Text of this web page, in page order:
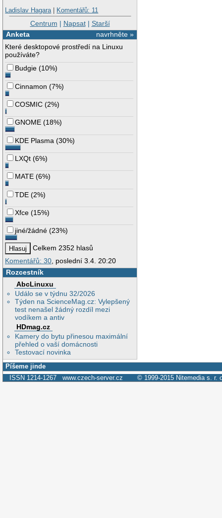
Ladislav Hagara| Komentářů: 11
Centrum | Napsat| Starší
navrhněte »
Anketa
Které desktopové prostředí na Linuxu
používáte?
Budgie (10%)
Cinnamon (7%)
COSMIC (2%)
GNOME (18%)
KDE Plasma (30%)
LXQt (6%)
MATE (6%)
TDE (2%)
Xfce (15%)
jiné/žádné (23%)
Celkem 2352 hlasů
Komentářů: 30 , poslední 3.4. 20:20
Rozcestník
AbcLinuxu
Událo se v týdnu 32/2026
Týden na ScienceMag.cz: Vylepšený
test nenašel žádný rozdíl mezi
vodíkem a antiv
HDmag.cz
Kamery do bytu přinesou maximální
přehled o vaší domácnosti
Testovací novinka
Píšeme jinde
ISSN 1214-1267 www.czech-server.cz © 1999-2015 Nitemedia s. r.